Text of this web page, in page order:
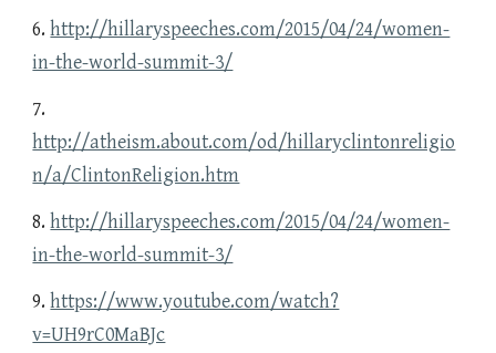
6. http://hillaryspeeches.com/2015/04/24/women-
in-the-world-summit-3/
7.
http://atheism.about.com/od/hillaryclintonreligio
n/a/ClintonReligion.htm
8. http://hillaryspeeches.com/2015/04/24/women-
in-the-world-summit-3/
9. https://www.youtube.com/watch?
v=UH9rC0MaBJc